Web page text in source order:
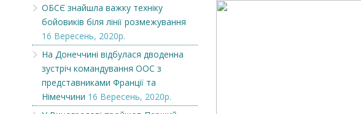
ОБСЄ знайшла важку техніку
бойовиків біля лінії розмежування
16 Вересень, 2020р.
На Донеччині відбулася дводенна
зустріч командування ООС з
представниками Франції та
Німеччини 16 Вересень, 2020р.